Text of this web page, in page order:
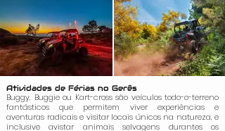
Atividades de Férias no Gerês
Buggy, Buggie ou Kart-cross são veículos todo-o-terreno
fantásticos que permitem viver experiências e
aventuras radicais e visitar locais únicos na natureza, e
inclusive avistar animais selvagens durantes os